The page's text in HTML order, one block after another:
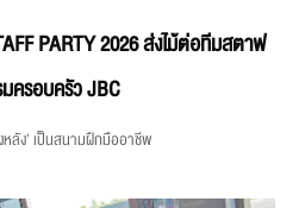
PARTY 2026 ส่งไม้ต่อทีมสตาฟ
ครอบครัว JBC
ลัง’ เป็นสนามฝึกมืออาชีพ